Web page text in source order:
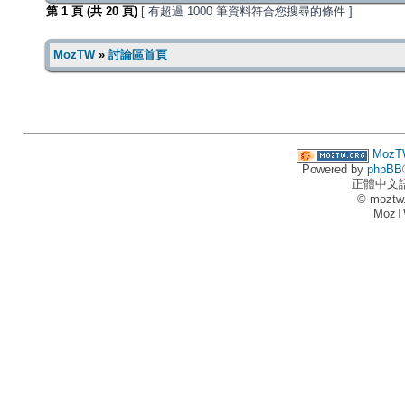
第 1 頁 (共 20 頁) [ 有超過 1000 筆資料符合您搜尋的條件 ]
MozTW» 討論區首頁
Powered by phpBB
正體中文
©